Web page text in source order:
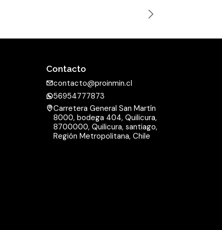
Contacto
contacto@proinmin.cl
56954777873
Carretera General San Martín
8000, bodega 404, Quilicura,
8700000, Quilicura, santiago,
Región Metropolitana, Chile